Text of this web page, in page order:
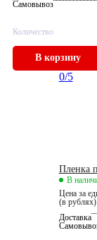
Самовывоз
Количество
В корзину
0/5
Пленка
В
Цена за
(в рублях)
Доставка